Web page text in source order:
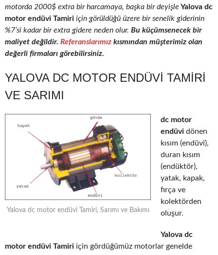
motorda 2000$ extra bir harcamaya, başka bir deyişle Yalova dc
motor endüvi Tamiri için görüldüğü üzere bir senelik giderinin
%7’si kadar bir extra gidere neden olur. Bu küçümsenecek bir
maliyet değildir. Referanslarımız kısmından müşterimiz olan
değerli firmaları görebilirsiniz.
YALOVA DC MOTOR ENDÜVI TAMIRI
VE SARIMI
Yalova dc motor endüvi Tamiri, Sarımı ve Bakımı
dc motor
endüvi dönen
kısım (endüvi),
duran kısım
(endüktör),
yatak, kapak,
fırça ve
kolektörden
oluşur.
Yalova dc
motor endüvi Tamiri için gördüğümüz motorlar genelde